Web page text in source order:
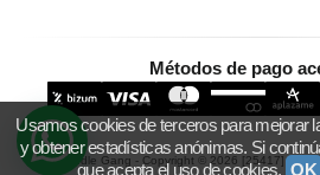
Métodos de pago
Paddle Gang - Copyright © 2026 [25417] -
Usamos cookies de terceros para mejorar
y obtener estadísticas anónimas. Si
que acepta el uso de cookies. OK